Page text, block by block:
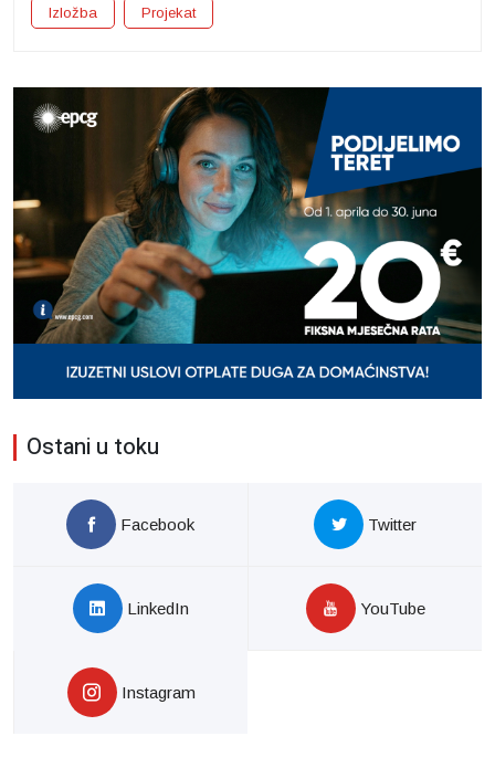
Izložba Projekat
Ostani u toku
Facebook Twitter
LinkedIn YouTube
Instagram